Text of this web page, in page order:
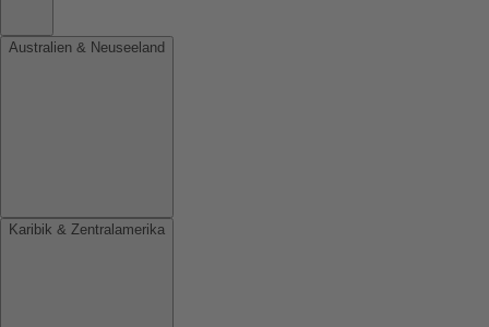
Australien & Neuseeland
Karibik & Zentralamerika